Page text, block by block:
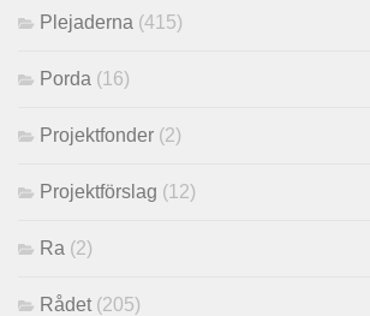
Plejaderna (415)
Porda (16)
Projektfonder (2)
Projektförslag (12)
Ra (2)
Rådet (205)